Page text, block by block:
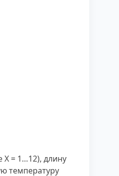
= 1…12), длину
температуру